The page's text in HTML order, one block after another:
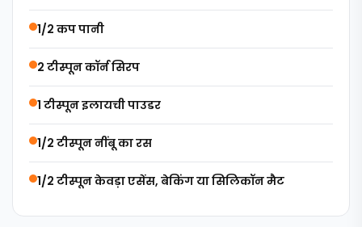
1/2 कप पानी
2 टीस्पून कॉर्न सिरप
1 टीस्पून इलायची पाउडर
1/2 टीस्पून नींबू का रस
1/2 टीस्पून केवड़ा एसेंस, बेकिंग या सिलिकॉन मैट